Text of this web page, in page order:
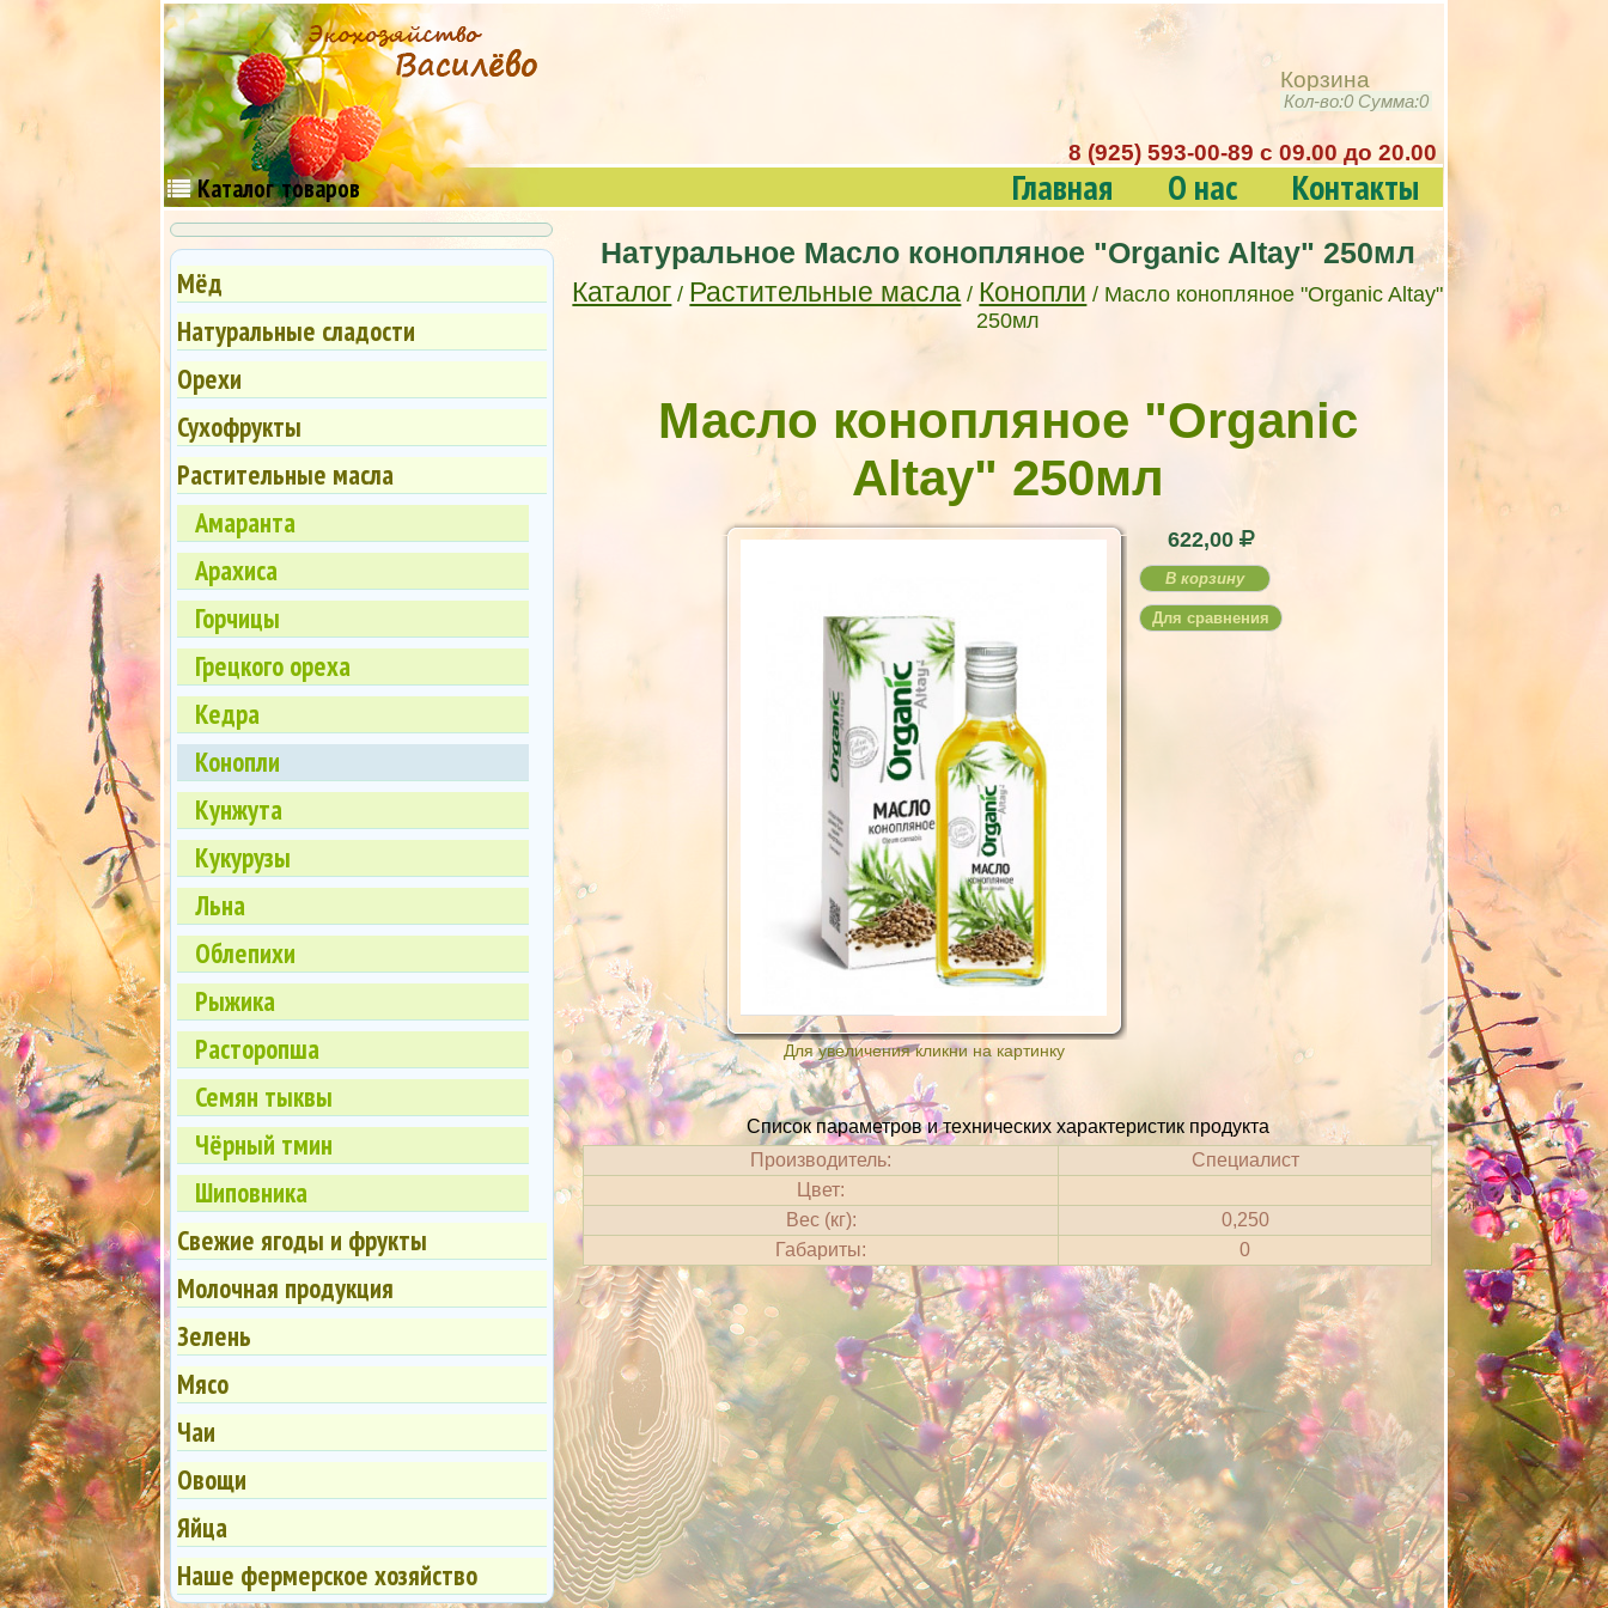
8 (925) 593-00-89 c 09.00 до 20.00
Каталог товаров Главная О нас Контакты
Корзина
Кол-во:0Сумма:0
Натуральное Масло конопляное "Organic Altay" 250мл
Каталог / Растительные масла / Конопли / Масло конопляное "Organic Altay"
250мл
Масло конопляное "Organic
Altay" 250мл
Для увеличения кликни на картинку
622,00
В корзину
Для сравнения
Список параметров и технических характеристик продукта
Производитель:
Специалист
Цвет:
Вес (кг):
0,250
Габариты:
0
Мёд
Натуральные сладости
Орехи
Сухофрукты
Растительные масла
Амаранта
Арахиса
Горчицы
Грецкого ореха
Кедра
Конопли
Кунжута
Кукурузы
Льна
Облепихи
Рыжика
Расторопша
Семян тыквы
Чёрный тмин
Шиповника
Свежие ягоды и фрукты
Молочная продукция
Зелень
Мясо
Чаи
Овощи
Яйца
Наше фермерское хозяйство